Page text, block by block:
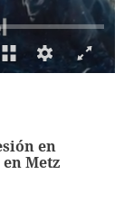
en
Metz